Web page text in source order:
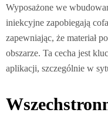
Wyposażone we
iniekcyjne zapobiegają
zapewniając, że materiał
obszarze. Ta cecha jest
aplikacji, szczególnie w